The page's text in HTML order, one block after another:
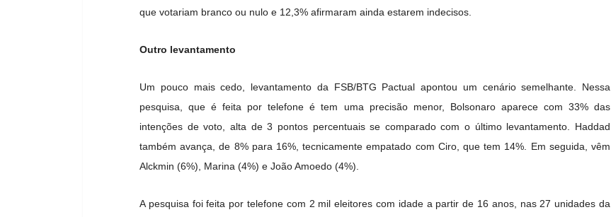
que votariam branco ou nulo e 12,3% afirmaram ainda estarem indecisos.
Outro levantamento
Um pouco mais cedo, levantamento da FSB/BTG Pactual apontou um cenário semelhante. Nessa
pesquisa, que é feita por telefone é tem uma precisão menor, Bolsonaro aparece com 33% das
intenções de voto, alta de 3 pontos percentuais se comparado com o último levantamento. Haddad
também avança, de 8% para 16%, tecnicamente empatado com Ciro, que tem 14%. Em seguida, vêm
Alckmin (6%), Marina (4%) e João Amoedo (4%).
A pesquisa foi feita por telefone com 2 mil eleitores com idade a partir de 16 anos, nas 27 unidades da